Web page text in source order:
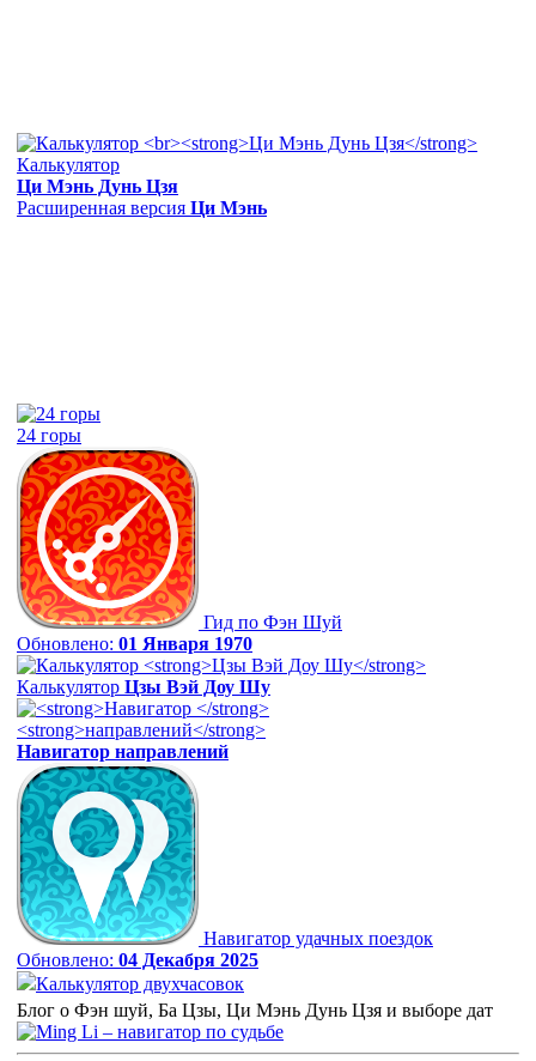
Калькулятор
Ци Мэнь Дунь Цзя
Расширенная версия Ци Мэнь
24 горы
Гид по Фэн Шуй
Обновлено: 01 Января 1970
Калькулятор Цзы Вэй Доу Шу
Навигатор направлений
Навигатор удачных поездок
Обновлено: 04 Декабря 2025
Калькулятор двухчасовок
Блог о Фэн шуй, Ба Цзы, Ци Мэнь Дунь Цзя и выборе дат